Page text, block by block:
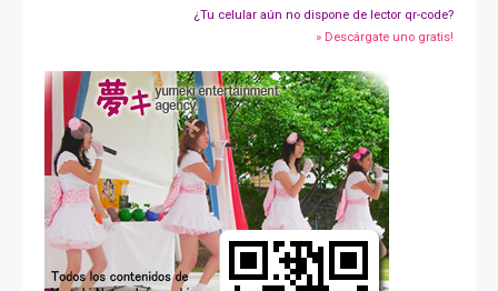
¿Tu celular aún no dispone de lector qr-code?
» Descárgate uno gratis!